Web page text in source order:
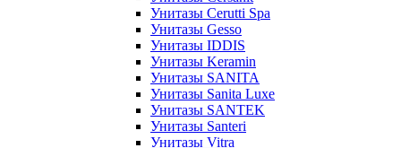
Унитазы Cerutti Spa
Унитазы Gesso
Унитазы IDDIS
Унитазы Keramin
Унитазы SANITA
Унитазы Sanita Luxe
Унитазы SANTEK
Унитазы Santeri
Унитазы Vitra